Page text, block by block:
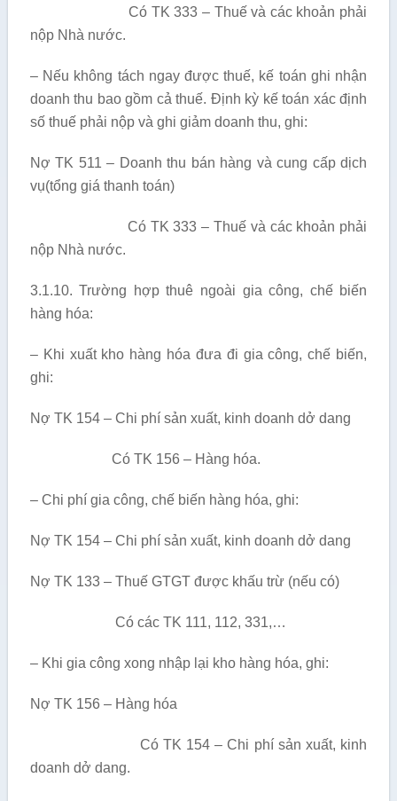
Có TK 333 – Thuế và các khoản phải
nộp Nhà nước.
– Nếu không tách ngay được thuế, kế toán ghi nhận
doanh thu bao gồm cả thuế. Định kỳ kế toán xác định
số thuế phải nộp và ghi giảm doanh thu, ghi:
Nợ TK 511 – Doanh thu bán hàng và cung cấp dịch
vụ(tổng giá thanh toán)
Có TK 333 – Thuế và các khoản phải
nộp Nhà nước.
3.1.10. Trường hợp thuê ngoài gia công, chế biến
hàng hóa:
– Khi xuất kho hàng hóa đưa đi gia công, chế biến,
ghi:
Nợ TK 154 – Chi phí sản xuất, kinh doanh dở dang
Có TK 156 – Hàng hóa.
– Chi phí gia công, chế biến hàng hóa, ghi:
Nợ TK 154 – Chi phí sản xuất, kinh doanh dở dang
Nợ TK 133 – Thuế GTGT được khấu trừ (nếu có)
Có các TK 111, 112, 331,…
– Khi gia công xong nhập lại kho hàng hóa, ghi:
Nợ TK 156 – Hàng hóa
Có TK 154 – Chi phí sản xuất, kinh
doanh dở dang.